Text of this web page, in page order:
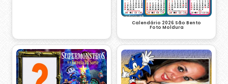
Calendário 2026 São Bento
Foto Moldura